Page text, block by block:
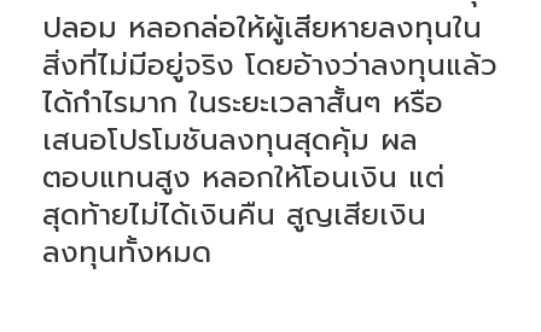
ปลอม หลอกล่อให้ผู้เสียหายลงทุนใน
สิ่งที่ไม่มีอยู่จริง โดยอ้างว่าลงทุนแล้ว
ได้กำไรมาก ในระยะเวลาสั้นๆ หรือ
เสนอโปรโมชันลงทุนสุดคุ้ม ผล
ตอบแทนสูง หลอกให้โอนเงิน แต่
สุดท้ายไม่ได้เงินคืน สูญเสียเงิน
ลงทุนทั้งหมด